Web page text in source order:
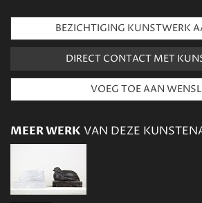
BEZICHTIGING KUNSTWERK
DIRECT CONTACT MET
MEER WERK VAN DEZE